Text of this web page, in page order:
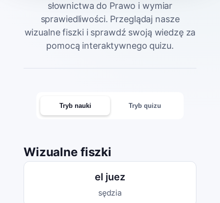
słownictwa do Prawo i wymiar
sprawiedliwości. Przeglądaj nasze
wizualne fiszki i sprawdź swoją wiedzę za
pomocą interaktywnego quizu.
Tryb nauki Tryb quizu
Wizualne fiszki
el juez
sędzia